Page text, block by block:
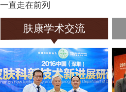
一直走在前列
肤康学术交流